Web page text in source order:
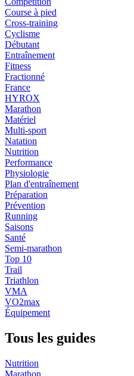
Course à pied
Cross-training
Cyclisme
Débutant
Entraînement
Fitness
Fractionné
France
HYROX
Marathon
Matériel
Multi-sport
Natation
Nutrition
Performance
Physiologie
Plan d'entraînement
Préparation
Prévention
Running
Saisons
Santé
Semi-marathon
Top 10
Trail
Triathlon
VMA
VO2max
Équipement
Tous les guides
Nutrition
Marathon